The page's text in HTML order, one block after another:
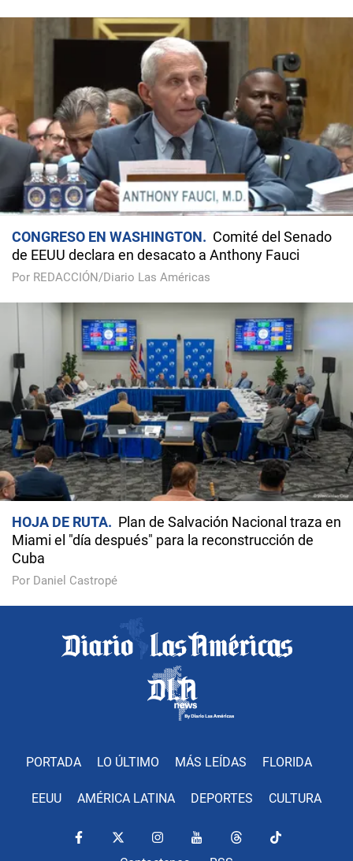
CONGRESO EN WASHINGTON
Comité del Senado
de EEUU declara en desacato a Anthony Fauci
Por REDACCIÓN/Diario Las Américas
HOJA DE RUTA
Plan de Salvación Nacional traza en
Miami el "día después" para la reconstrucción de
Cuba
Por Daniel Castropé
PORTADA LO ÚLTIMO MÁS LEÍDAS FLORIDA
EEUU AMÉRICA LATINA DEPORTES CULTURA